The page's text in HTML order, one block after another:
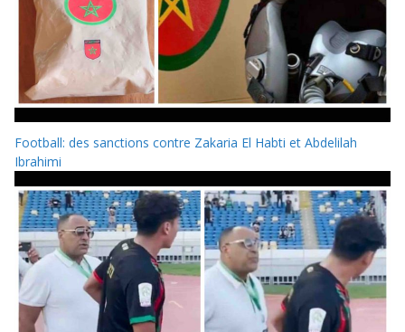
Football: des sanctions contre Zakaria El Habti et Abdelilah
Ibrahimi